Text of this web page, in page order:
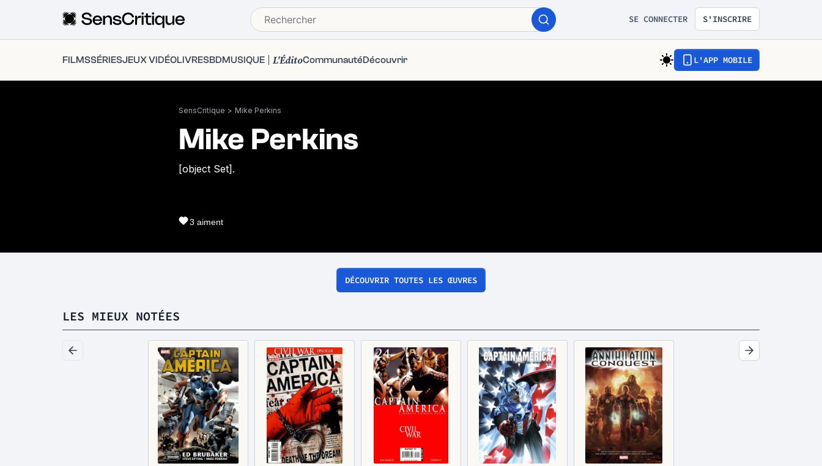
SE CONNECTER S'INSCRIRE
FILMSSÉRIESJEUX VIDÉOLIVRESBDMUSIQUE L'ÉditoCommunautéDécouvrir L'APP MOBILE
SensCritique > Mike Perkins
Mike Perkins
[object Set].
3 aiment
DÉCOUVRIR TOUTES LES ŒUVRES
LES MIEUX NOTÉES